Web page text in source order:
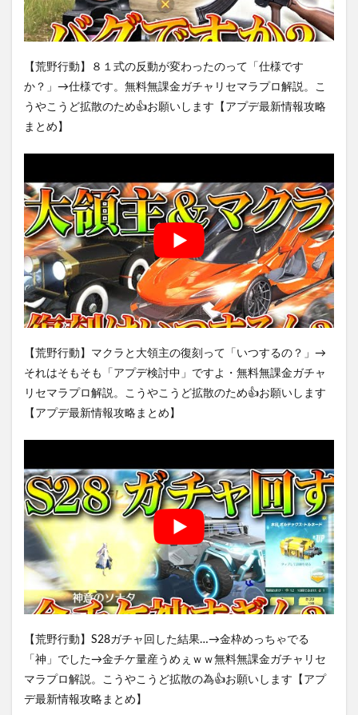
【荒野行動】８１式の反動が変わったのって「仕様です
か？」→仕様です。無料無課金ガチャリセマラプロ解説。こ
うやこうど拡散のため👍お願いします【アプデ最新情報攻略
まとめ】
【荒野行動】マクラと大領主の復刻って「いつするの？」→
それはそもそも「アプデ検討中」ですよ・無料無課金ガチャ
リセマラプロ解説。こうやこうど拡散のため👍お願いします
【アプデ最新情報攻略まとめ】
【荒野行動】S28ガチャ回した結果…→金枠めっちゃでる
「神」でした→金チケ量産うめぇｗｗ無料無課金ガチャリセ
マラプロ解説。こうやこうど拡散の為👍お願いします【アプ
デ最新情報攻略まとめ】